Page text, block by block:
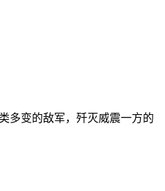
多变的敌军，歼灭威震一方的